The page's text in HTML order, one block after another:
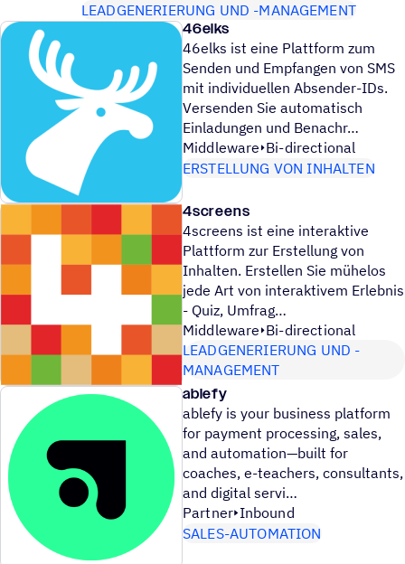
LEADGENERIERUNG UND -MANAGEMENT
46elks
46elks ist eine Plattform zum
Senden und Empfangen von SMS
mit individuellen Absender-IDs.
Versenden Sie automatisch
Einladungen und Benachr
Middleware Bi-directional
ERSTELLUNG VON INHALTEN
4screens
4screens ist eine interaktive
Plattform zur Erstellung von
Inhalten. Erstellen Sie mühelos
jede Art von interaktivem Erlebnis
- Quiz, Umfrag
Middleware Bi-directional
LEADGENERIERUNG UND -
MANAGEMENT
ablefy
ablefy is your business platform
for payment processing, sales,
and automation—built for
coaches, e-teachers, consultants,
and digital servi
Partner Inbound
SALES-AUTOMATION